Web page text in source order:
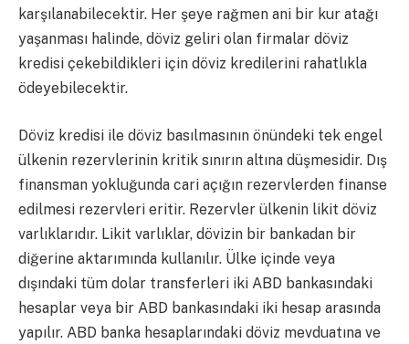
karşılanabilecektir. Her şeye rağmen ani bir kur atağı
yaşanması halinde, döviz geliri olan firmalar döviz
kredisi çekebildikleri için döviz kredilerini rahatlıkla
ödeyebilecektir.
Döviz kredisi ile döviz basılmasının önündeki tek engel
ülkenin rezervlerinin kritik sınırın altına düşmesidir. Dış
finansman yokluğunda cari açığın rezervlerden finanse
edilmesi rezervleri eritir. Rezervler ülkenin likit döviz
varlıklarıdır. Likit varlıklar, dövizin bir bankadan bir
diğerine aktarımında kullanılır. Ülke içinde veya
dışındaki tüm dolar transferleri iki ABD bankasındaki
hesaplar veya bir ABD bankasındaki iki hesap arasında
yapılır. ABD banka hesaplarındaki döviz mevduatına ve